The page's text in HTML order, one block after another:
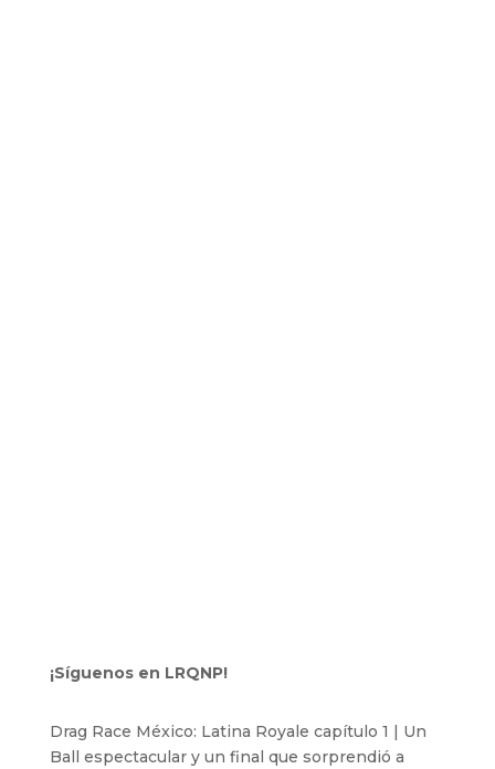
¡Síguenos en LRQNP!
Drag Race México: Latina Royale capítulo 1 | Un
Ball espectacular y un final que sorprendió a